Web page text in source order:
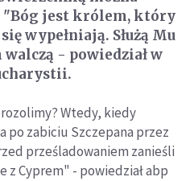
"Bóg jest królem, który
wypełniają. Służą Mu
- powiedział w
Wtedy, kiedy
po zabiciu Szczepana przez
prześladowaniem zanieśli
z Cyprem" - powiedział abp